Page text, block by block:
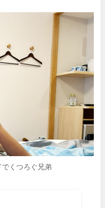
くつろぐ兄弟